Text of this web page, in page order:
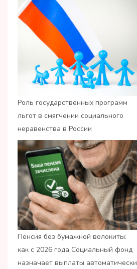
Роль государственных программ
льгот в смягчении социального
неравенства в России
Пенсия без бумажной волокиты:
как с 2026 года Социальный фонд
назначает выплаты автоматически